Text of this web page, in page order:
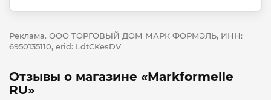
Реклама. ООО ТОРГОВЫЙ ДОМ МАРК ФОРМЭЛЬ, ИНН:
6950135110, erid: LdtCKesDV
Отзывы о магазине «Markformelle
RU»